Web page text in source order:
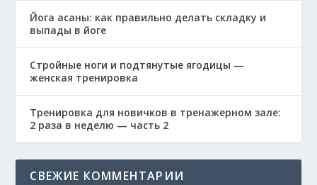
Йога асаны: как правильно делать складку и
выпады в йоге
Стройные ноги и подтянутые ягодицы —
женская тренировка
Тренировка для новичков в тренажерном зале:
2 раза в неделю — часть 2
СВЕЖИЕ КОММЕНТАРИИ